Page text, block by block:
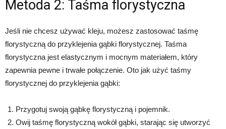
Metoda 2: Taśma florystyczna
Jeśli nie chcesz używać kleju, możesz zastosować taśmę
florystyczną do przyklejenia gąbki florystycznej. Taśma
florystyczna jest elastycznym i mocnym materiałem, który
zapewnia pewne i trwałe połączenie. Oto jak użyć taśmy
florystycznej do przyklejenia gąbki:
Przygotuj swoją gąbkę florystyczną i pojemnik.
Owij taśmę florystyczną wokół gąbki, starając się utworzyć